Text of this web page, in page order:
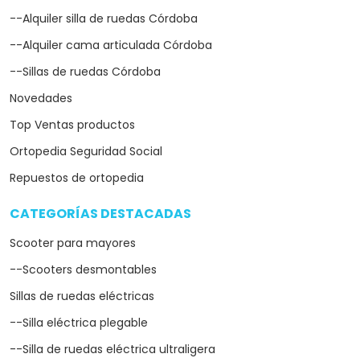
--Alquiler silla de ruedas Córdoba
--Alquiler cama articulada Córdoba
--Sillas de ruedas Córdoba
Novedades
Top Ventas productos
Ortopedia Seguridad Social
Repuestos de ortopedia
CATEGORÍAS DESTACADAS
Scooter para mayores
--Scooters desmontables
Sillas de ruedas eléctricas
--Silla eléctrica plegable
--Silla de ruedas eléctrica ultraligera